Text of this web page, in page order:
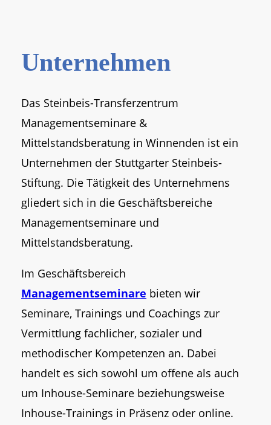
Unternehmen
Das Steinbeis-Transferzentrum
Managementseminare &
Mittelstandsberatung in Winnenden ist ein
Unternehmen der Stuttgarter Steinbeis-
Stiftung. Die Tätigkeit des Unternehmens
gliedert sich in die Geschäftsbereiche
Managementseminare und
Mittelstandsberatung.
Im Geschäftsbereich
Managementseminare bieten wir
Seminare, Trainings und Coachings zur
Vermittlung fachlicher, sozialer und
methodischer Kompetenzen an. Dabei
handelt es sich sowohl um offene als auch
um Inhouse-Seminare beziehungsweise
Inhouse-Trainings in Präsenz oder online.